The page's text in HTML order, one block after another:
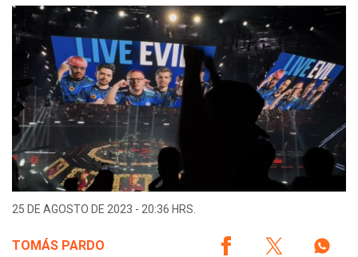
25 DE AGOSTO DE 2023 - 20:36 HRS.
TOMÁS PARDO